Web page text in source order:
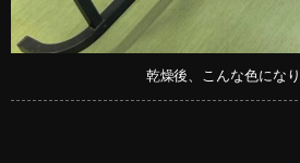
乾燥後、こんな色にな